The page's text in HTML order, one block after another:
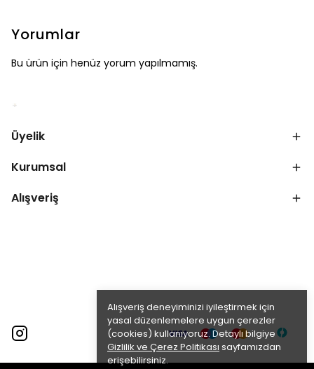
Alışveriş deneyiminizi iyileştirmek için
yasal düzenlemelere uygun çerezler
(cookies) kullanıyoruz. Detaylı bilgiye
Gizlilik ve Çerez Politikası sayfamızdan
erişebilirsiniz.
Yorumlar
Bu ürün için henüz yorum yapılmamış.
Üyelik
Kurumsal
Alışveriş